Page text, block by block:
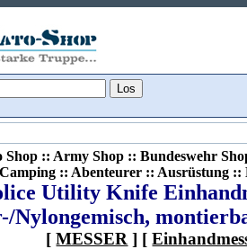
Shop :: Army Shop :: Bundeswehr
:: Abenteurer :: Ausrüstung ::
Utility Knife
Nylongemisch,
[MESSER ] [